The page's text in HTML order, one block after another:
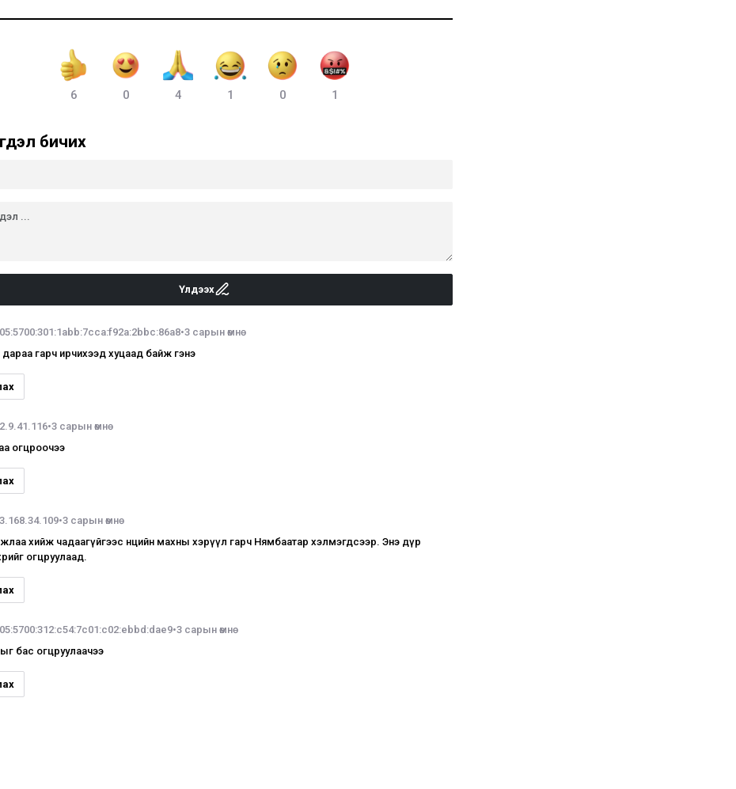
6 0 4 1 0 1
бичих
Үлдээх
•3 сарын өмнө
гарч ирчихээд хуцаад байж гэнэ
•3 сарын өмнө
огцроочээ
•3 сарын өмнө
хийж чадаагүйгээс нөөцийн махны хэрүүл гарч Нямбаатар хэлмэгдсээр. Энэ дүр
огцруулаад.
•3 сарын өмнө
бас огцруулаачээ